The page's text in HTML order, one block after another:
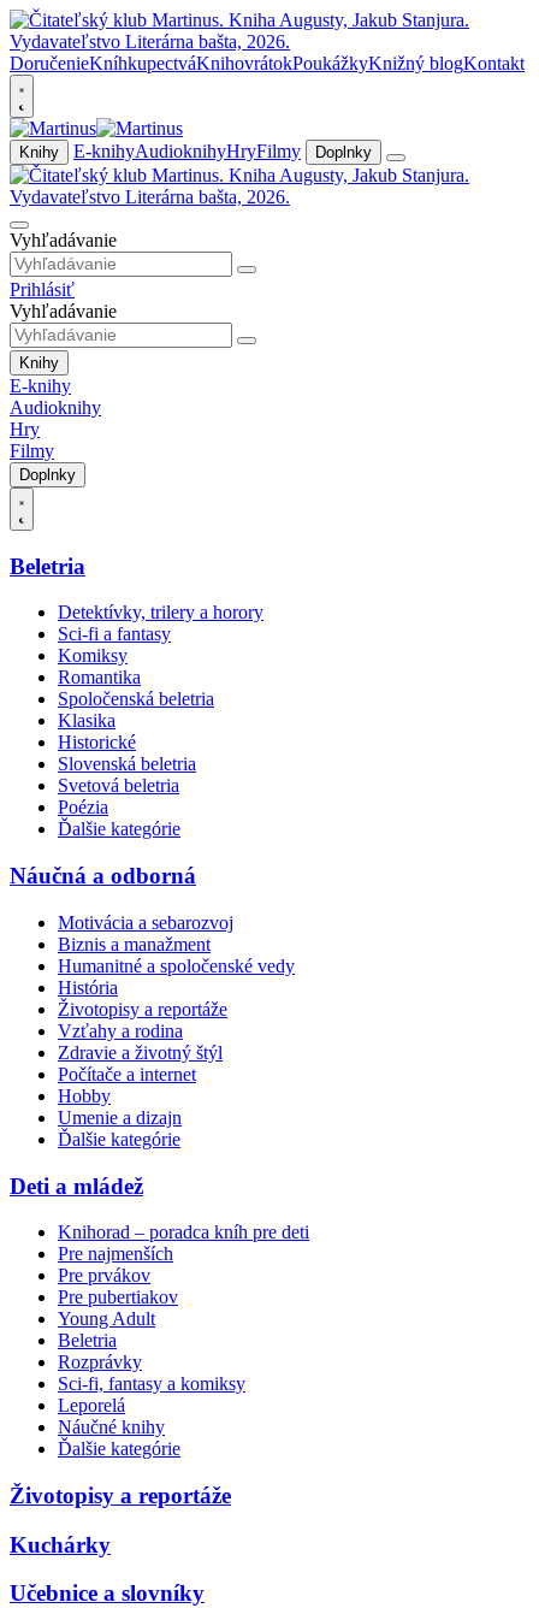
DoručenieKníhkupectváKnihovrátokPoukážkyKnižný blogKontakt
Knihy E-knihyAudioknihyHryFilmy Doplnky
Vyhľadávanie
Prihlásiť
Vyhľadávanie
Knihy
E-knihy
Audioknihy
Hry
Filmy
Doplnky
Beletria
Detektívky, trilery a horory
Sci-fi a fantasy
Komiksy
Romantika
Spoločenská beletria
Klasika
Historické
Slovenská beletria
Svetová beletria
Poézia
Ďalšie kategórie
Náučná a odborná
Motivácia a sebarozvoj
Biznis a manažment
Humanitné a spoločenské vedy
História
Životopisy a reportáže
Vzťahy a rodina
Zdravie a životný štýl
Počítače a internet
Hobby
Umenie a dizajn
Ďalšie kategórie
Deti a mládež
Knihorad – poradca kníh pre deti
Pre najmenších
Pre prvákov
Pre pubertiakov
Young Adult
Beletria
Rozprávky
Sci-fi, fantasy a komiksy
Leporelá
Náučné knihy
Ďalšie kategórie
Životopisy a reportáže
Kuchárky
Učebnice a slovníky